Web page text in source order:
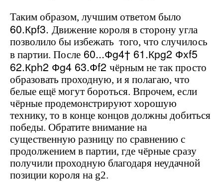
Таким образом, лучшим ответом было
60.Крf3. Движение короля в сторону угла
позволило бы избежать того, что случилось
в партии. После 60...Фg4† 61.Крg2 Фxf5
62.Крh2 Фg4 63.Фf2 чёрным не так просто
образовать проходную, и я полагаю, что
белые ещё могут бороться. Впрочем, если
чёрные продемонстрируют хорошую
технику, то в конце концов должны добиться
победы. Обратите внимание на
существенную разницу по сравнению с
продолжением в партии, где чёрные сразу
получили проходную благодаря неудачной
позиции короля на g2.